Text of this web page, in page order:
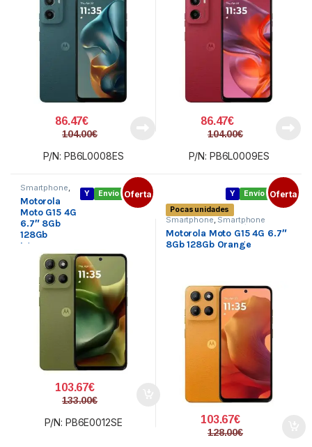
86.47€
104.00€
P/N: PB6L0008ES
86.47€
104.00€
P/N: PB6L0009ES
Envío gratis
Y Oferta
Smartphone,
Smartphone
MOTOROLA
Telefonía
Motorola
Moto G15 4G
6.7″ 8Gb
128Gb
Iguana
103.67€
133.00€
P/N: PB6E0012SE
Envío gratis
Y Oferta
Pocas unidades
Smartphone,Smartphone
MOTOROLA ,Telefonía
Motorola Moto G15 4G 6.7″
8Gb 128Gb Orange
103.67€
128.00€